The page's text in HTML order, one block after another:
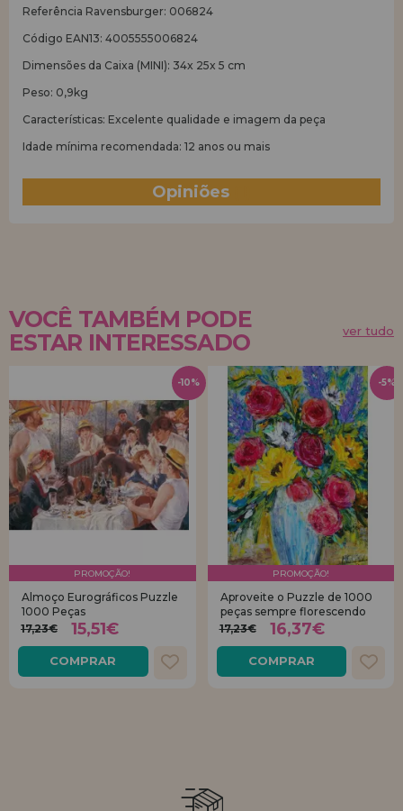
Referência Ravensburger: 006824
Código EAN13: 4005555006824
Dimensões da Caixa (MINI): 34x 25x 5 cm
Peso: 0,9kg
Características: Excelente qualidade e imagem da peça
Idade mínima recomendada: 12 anos ou mais
Opiniões
VOCÊ TAMBÉM PODE
ESTAR INTERESSADO
ver tudo
PROMOÇÃO!
Almoço Eurográficos Puzzle
1000 Peças
17,23€
15,51€
COMPRAR
-10%
PROMOÇÃO!
Aproveite o Puzzle de 1000
peças sempre florescendo
17,23€
16,37€
COMPRAR
-5%